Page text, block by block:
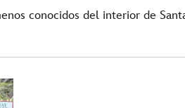
conocidos del interior de